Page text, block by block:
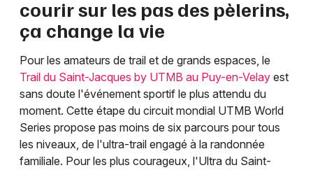
courir sur les pas des pèlerins,
ça change la vie
Pour les amateurs de trail et de grands espaces, le
Trail du Saint-Jacques by UTMB au Puy-en-Velay est
sans doute l'événement sportif le plus attendu du
moment. Cette étape du circuit mondial UTMB World
Series propose pas moins de six parcours pour tous
les niveaux, de l'ultra-trail engagé à la randonnée
familiale. Pour les plus courageux, l'Ultra du Saint-